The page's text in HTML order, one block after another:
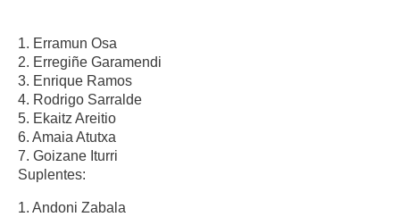
1. Erramun Osa
2. Erregiñe Garamendi
3. Enrique Ramos
4. Rodrigo Sarralde
5. Ekaitz Areitio
6. Amaia Atutxa
7. Goizane Iturri
Suplentes:
1. Andoni Zabala